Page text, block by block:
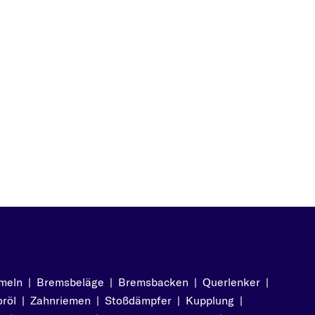
| Bremsbeläge | Bremsbacken | Querlenker |
| Zahnriemen | Stoßdämpfer | Kupplung |